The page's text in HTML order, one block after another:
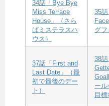
34話「Bye Bye
Miss Terrace
House」（さら
ばミステラスハ
ウス）
35
グフ
37話「First and
Last Date」（最
初で最後のデー
ト）
38
ール
目標